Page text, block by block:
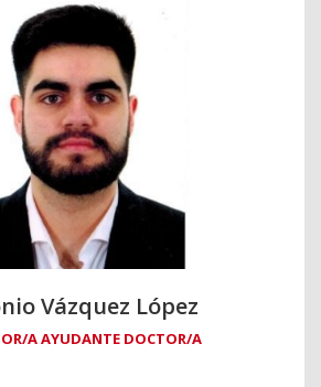
Vázquez López
A AYUDANTE DOCTOR/A